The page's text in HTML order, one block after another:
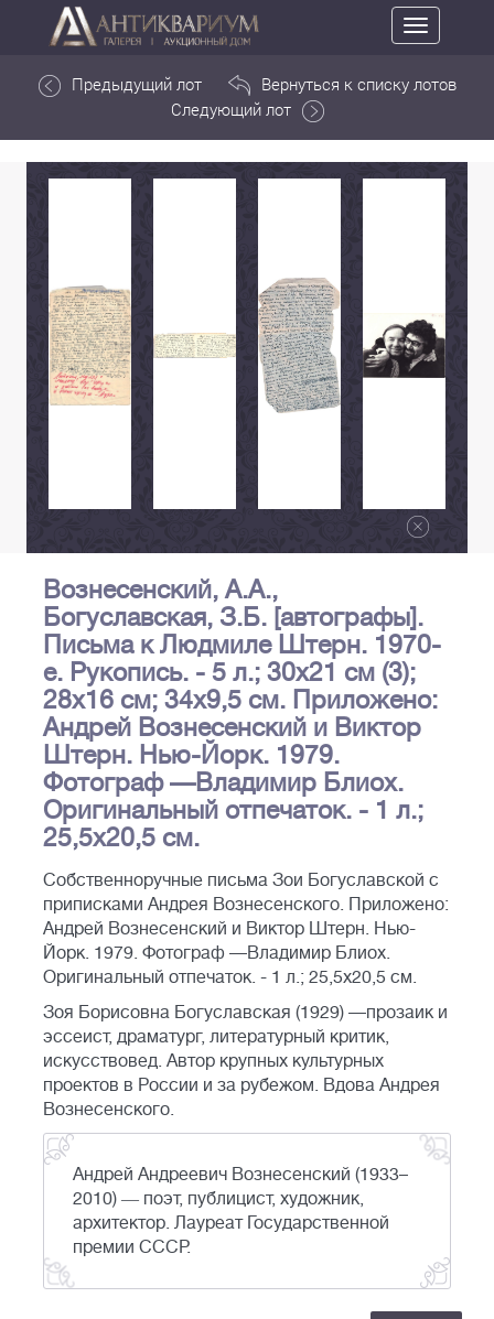
Toggle
navigation
Предыдущий лот
Вернуться к списку лотов
Следующий лот
Вознесенский, А.А.,
Богуславская, З.Б. [автографы].
Письма к Людмиле Штерн. 1970-
е. Рукопись. - 5 л.; 30x21 см (3);
28x16 см; 34x9,5 см. Приложено:
Андрей Вознесенский и Виктор
Штерн. Нью-Йорк. 1979.
Фотограф —Владимир Блиох.
Оригинальный отпечаток. - 1 л.;
25,5x20,5 см.
Собственноручные письма Зои Богуславской с
приписками Андрея Вознесенского. Приложено:
Андрей Вознесенский и Виктор Штерн. Нью-
Йорк. 1979. Фотограф —Владимир Блиох.
Оригинальный отпечаток. - 1 л.; 25,5x20,5 см.
Зоя Борисовна Богуславская (1929) —прозаик и
эссеист, драматург, литературный критик,
искусствовед. Автор крупных культурных
проектов в России и за рубежом. Вдова Андрея
Вознесенского.
Андрей Андреевич Вознесенский (1933–
2010) ― поэт, публицист, художник,
архитектор. Лауреат Государственной
премии СССР.